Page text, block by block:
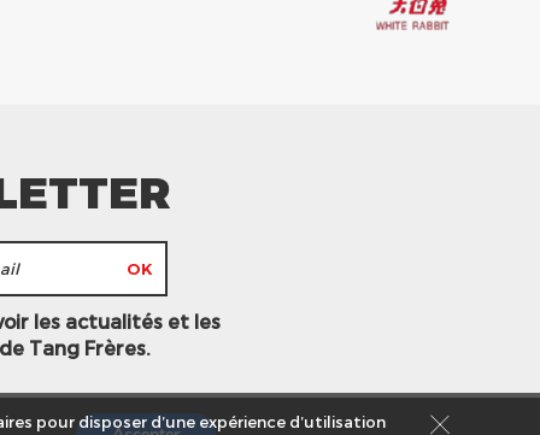
les actualités et les
Tang Frères.
pour disposer d’une expérience d’utilisation